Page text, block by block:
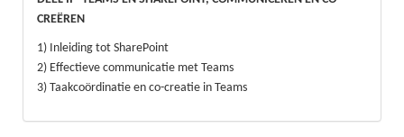
CREËREN
1) Inleiding tot SharePoint
2) Effectieve communicatie met Teams
3) Taakcoördinatie en co-creatie in Teams